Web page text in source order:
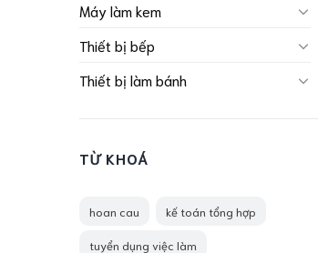
Máy làm kem
Thiết bị bếp
Thiết bị làm bánh
TỪ KHOÁ
hoan cau kế toán tổng hợp
tuyển dụng việc làm